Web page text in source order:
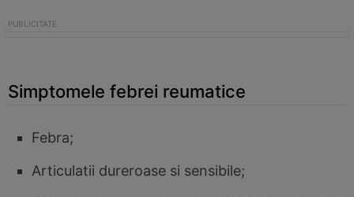
Simptomele febrei reumatice
Febra;
Articulatii dureroase si sensibile;